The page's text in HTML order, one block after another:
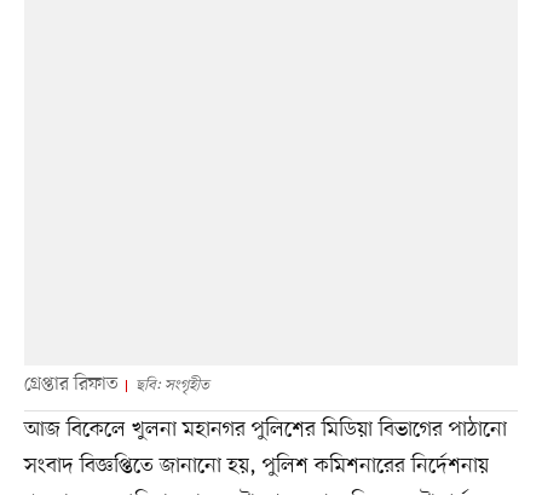
গ্রেপ্তার রিফাত ছবি: সংগৃহীত
আজ বিকেলে খুলনা মহানগর পুলিশের মিডিয়া বিভাগের পাঠানো
সংবাদ বিজ্ঞপ্তিতে জানানো হয়, পুলিশ কমিশনারের নির্দেশনায়